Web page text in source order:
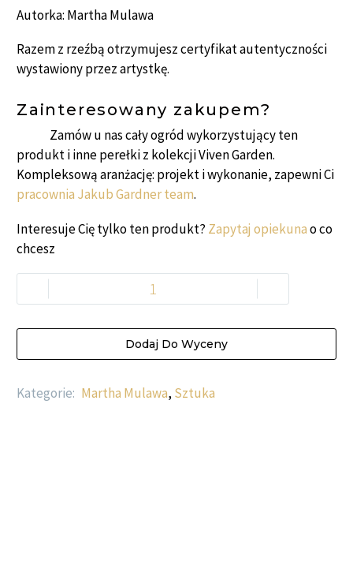
Autorka: Martha Mulawa
Razem z rzeźbą otrzymujesz certyfikat autentyczności
wystawiony przez artystkę.
Zainteresowany zakupem?
Zamów u nas cały ogród wykorzystujący ten
produkt i inne perełki z kolekcji Viven Garden.
Kompleksową aranżację: projekt i wykonanie, zapewni Ci
pracownia Jakub Gardner team.
Interesuje Cię tylko ten produkt? Zapytaj opiekunao co
chcesz
Dodaj Do Wyceny
Kategorie: Martha Mulawa, Sztuka